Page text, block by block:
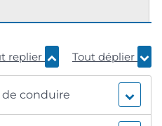
replier Tout déplier
conduire